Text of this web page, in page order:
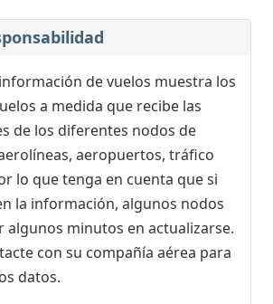
de vuelos muestra los
a medida que recibe las
de los diferentes nodos de
aeropuertos, tráfico
lo que tenga en cuenta que si
la información, algunos nodos
algunos minutos en actualizarse.
con su compañía aérea para
datos.